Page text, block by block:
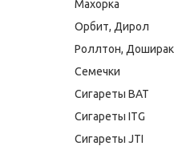
Махорка
Орбит, Дирол
Роллтон, Доширак
Семечки
Сигареты BAT
Сигареты ITG
Сигареты JTI